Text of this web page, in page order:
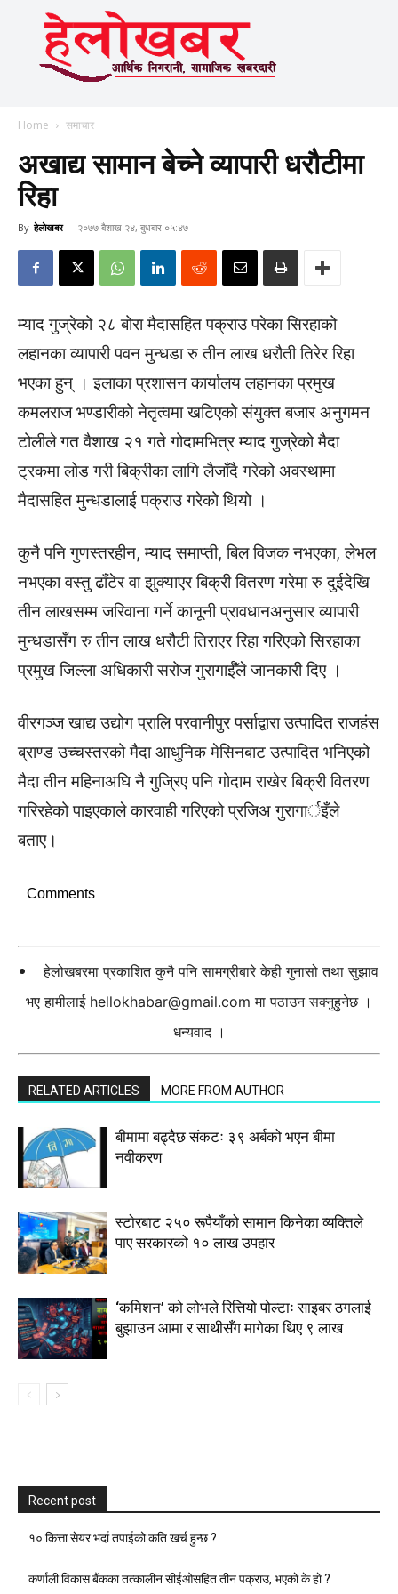
Home समाचार
अखाद्य सामान बेच्ने व्यापारी धरौटीमा
रिहा
By हेलाेखबर - २०७७ बैशाख २४, बुधबार ०५:४७
म्याद गुज्रेको २८ बोरा मैदासहित पक्राउ परेका सिरहाको
लहानका व्यापारी पवन मुन्धडा रु तीन लाख धरौती तिरेर रिहा
भएका हुन् । इलाका प्रशासन कार्यालय लहानका प्रमुख
कमलराज भण्डारीको नेतृत्वमा खटिएको संयुक्त बजार अनुगमन
टोलीले गत वैशाख २१ गते गोदामभित्र म्याद गुज्रेको मैदा
ट्रकमा लोड गरी बिक्रीका लागि लैजाँदै गरेको अवस्थामा
मैदासहित मुन्धडालाई पक्राउ गरेको थियो ।
कुनै पनि गुणस्तरहीन, म्याद समाप्ती, बिल विजक नभएका, लेभल
नभएका वस्तु ढाँटेर वा झुक्याएर बिक्री वितरण गरेमा रु दुईदेखि
तीन लाखसम्म जरिवाना गर्ने कानूनी प्रावधानअनुसार व्यापारी
मुन्धडासँग रु तीन लाख धरौटी तिराएर रिहा गरिएको सिरहाका
प्रमुख जिल्ला अधिकारी सरोज गुरागाईँले जानकारी दिए ।
वीरगञ्ज खाद्य उद्योग प्रालि परवानीपुर पर्साद्वारा उत्पादित राजहंस
ब्राण्ड उच्चस्तरको मैदा आधुनिक मेसिनबाट उत्पादित भनिएको
मैदा तीन महिनाअघि नै गुज्रिए पनि गोदाम राखेर बिक्री वितरण
गरिरहेको पाइएकाले कारवाही गरिएको प्रजिअ गुरागार्इँले
बताए।
Comments
हेलोखबरमा प्रकाशित कुनै पनि सामग्रीबारे केही गुनासो तथा सुझाव
भए हामीलाई hellokhabar@gmail.com मा पठाउन सक्नुहुनेछ ।
धन्यवाद ।
RELATED ARTICLES MORE FROM AUTHOR
बीमामा बढ्दैछ संकटः ३९ अर्बको भएन बीमा
नवीकरण
स्टाेरबाट २५० रूपैयाँको सामान किनेका व्यक्तिले
पाए सरकारको १० लाख उपहार
‘कमिशन’ को लोभले रित्तियो पोल्टाः साइबर ठगलाई
बुझाउन आमा र साथीसँग मागेका थिए ९ लाख
Recent post
१० कित्ता सेयर भर्दा तपाईको कति खर्च हुन्छ ?
कर्णाली विकास बैंकका तत्कालीन सीईओसहित तीन पक्राउ, भएकाे के हाे ?